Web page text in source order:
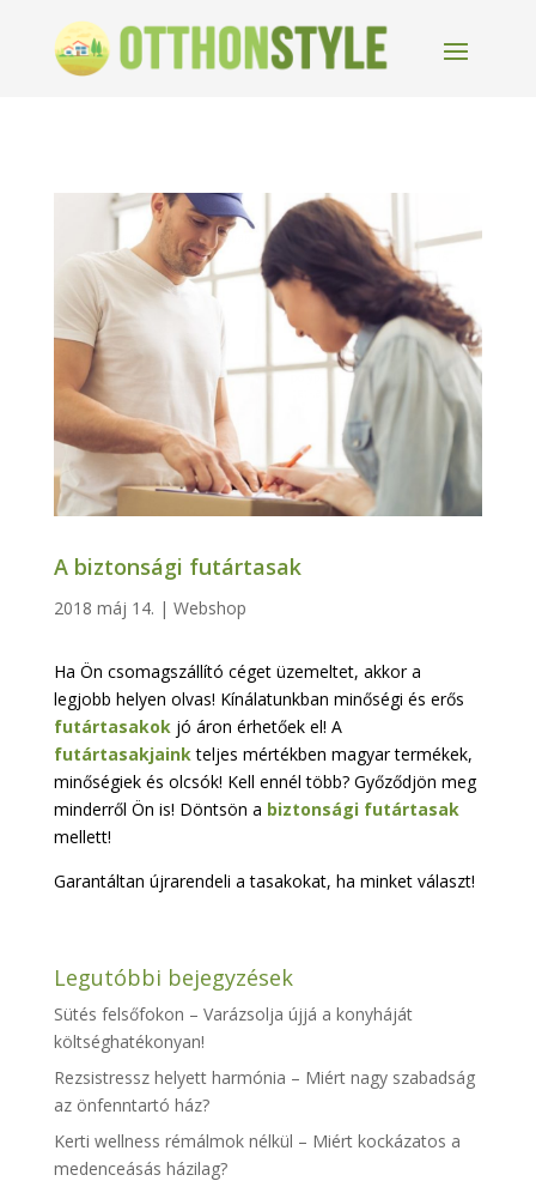
A biztonsági futártasak
2018 máj 14. | Webshop
Ha Ön csomagszállító céget üzemeltet, akkor a
legjobb helyen olvas! Kínálatunkban minőségi és erős
futártasakokjó áron érhetőek el! A
futártasakjainkteljes mértékben magyar termékek,
minőségiek és olcsók! Kell ennél több? Győződjön meg
minderről Ön is! Döntsön a biztonsági futártasak
mellett!
Garantáltan újrarendeli a tasakokat, ha minket választ!
Legutóbbi bejegyzések
Sütés felsőfokon – Varázsolja újjá a konyháját
költséghatékonyan!
Rezsistressz helyett harmónia – Miért nagy szabadság
az önfenntartó ház?
Kerti wellness rémálmok nélkül – Miért kockázatos a
medenceásás házilag?